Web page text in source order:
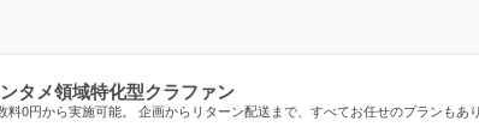
タメ領域特化型クラファン
料0円から実施可能。 企画からリターン配送まで、すべてお任せのプランもあ